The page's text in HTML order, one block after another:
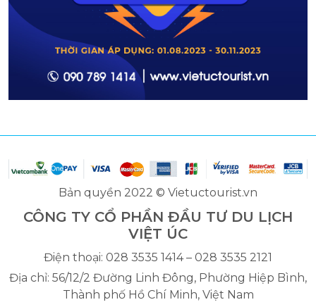
Bản quyền 2022 © Vietuctourist.vn
CÔNG TY CỔ PHẦN ĐẦU TƯ DU LỊCH
VIỆT ÚC
Điện thoại: 028 3535 1414 – 028 3535 2121
Địa chỉ: 56/12/2 Đường Linh Đông, Phường Hiệp Bình,
Thành phố Hồ Chí Minh, Việt Nam